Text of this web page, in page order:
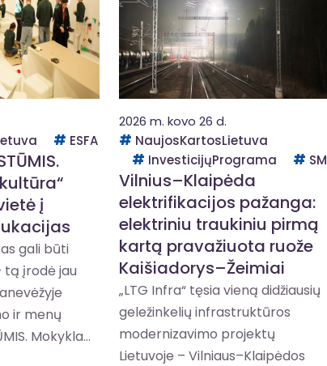
ESFA
į
gali būti
tą įrodė jau
ir menų
Mokykla...
2026 m. kovo 26 d.
NaujosKartosLietuva
InvesticijųPrograma
SM
Vilnius–Klaipėda
elektrifikacijos pažanga:
elektriniu traukiniu pirmą
kartą pravažiuota ruože
Kaišiadorys–Žeimiai
„LTG Infra“ tęsia vieną didžiausių
geležinkelių infrastruktūros
modernizavimo projektų
Lietuvoje – Vilniaus–Klaipėdos